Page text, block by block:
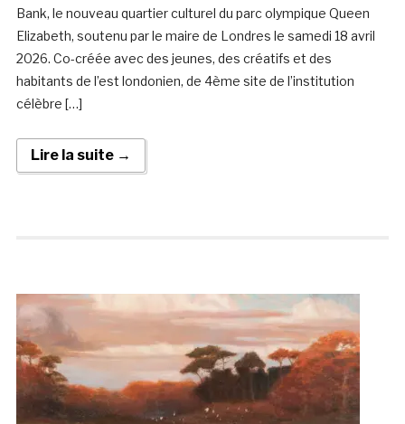
Bank, le nouveau quartier culturel du parc olympique Queen
Elizabeth, soutenu par le maire de Londres le samedi 18 avril
2026. Co-créée avec des jeunes, des créatifs et des
habitants de l’est londonien, de 4ème site de l’institution
célèbre […]
Lire la suite →